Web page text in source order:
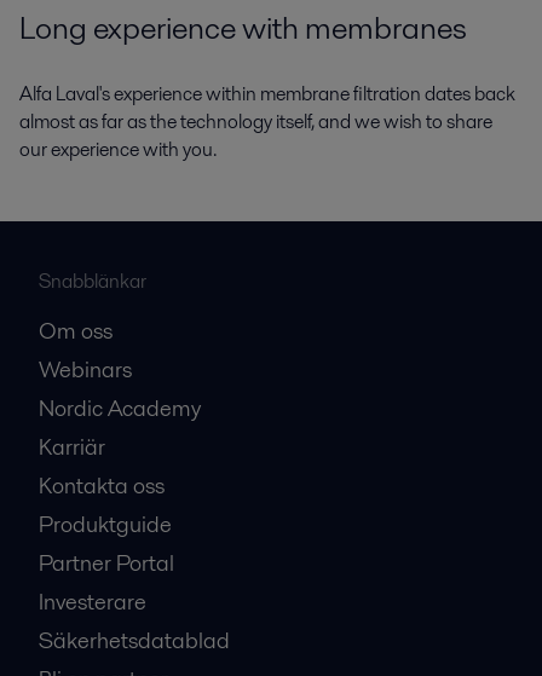
Long experience with membranes
Alfa Laval's experience within membrane filtration dates back
almost as far as the technology itself, and we wish to share
our experience with you.
Snabblänkar
Om oss
Webinars
Nordic Academy
Karriär
Kontakta oss
Produktguide
Partner Portal
Investerare
Säkerhetsdatablad